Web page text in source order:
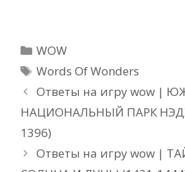
Рубрики
WOW
Метки
Words Of Wonders
Ответы на игру wow |
НАЦИОНАЛЬНЫЙ ПАРК
1396)
Ответы на игру wow |